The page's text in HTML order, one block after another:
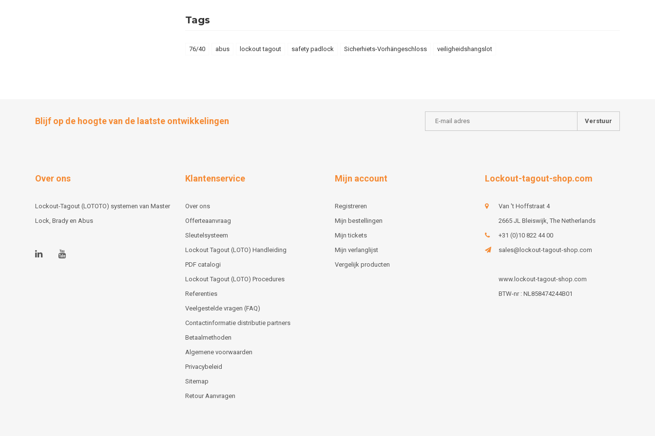
Tags
76/40 abus lockout tagout safety padlock Sicherhiets-Vorhängeschloss veiligheidshangslot
Blijf op de hoogte van de laatste ontwikkelingen Verstuur
Over ons
Lockout-Tagout (LOTOTO) systemen van Master
Lock, Brady en Abus
Klantenservice
Over ons
Offerteaanvraag
Sleutelsysteem
Lockout Tagout (LOTO) Handleiding
PDF catalogi
Lockout Tagout (LOTO) Procedures
Referenties
Veelgestelde vragen (FAQ)
Contactinformatie distributie partners
Betaalmethoden
Algemene voorwaarden
Privacybeleid
Sitemap
Retour Aanvragen
Mijn account
Registreren
Mijn bestellingen
Mijn tickets
Mijn verlanglijst
Vergelijk producten
Lockout-tagout-shop.com
Van 't Hoffstraat 4
2665 JL Bleiswijk, The Netherlands
+31 (0)10 822 44 00
sales@lockout-tagout-shop.com
www.lockout-tagout-shop.com
BTW-nr : NL858474244B01